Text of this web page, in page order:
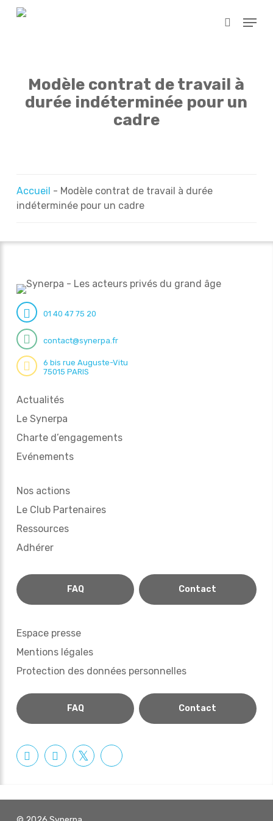
Skip
search
Menu
Modèle contrat de travail à
durée indéterminée pour un
cadre
Accueil - Modèle contrat de travail à durée
indéterminée pour un cadre
01 40 47 75 20
contact@synerpa.fr
6 bis rue Auguste-Vitu
75015 PARIS
Actualités
Le Synerpa
Charte d’engagements
Evénements
Nos actions
Le Club Partenaires
Ressources
Adhérer
FAQ Contact
Espace presse
Mentions légales
Protection des données personnelles
FAQ Contact